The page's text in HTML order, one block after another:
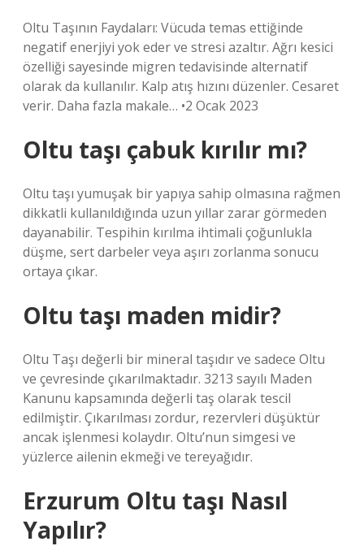
Oltu Taşının Faydaları: Vücuda temas ettiğinde
negatif enerjiyi yok eder ve stresi azaltır. Ağrı kesici
özelliği sayesinde migren tedavisinde alternatif
olarak da kullanılır. Kalp atış hızını düzenler. Cesaret
verir. Daha fazla makale… •2 Ocak 2023
Oltu taşı çabuk kırılır mı?
Oltu taşı yumuşak bir yapıya sahip olmasına rağmen
dikkatli kullanıldığında uzun yıllar zarar görmeden
dayanabilir. Tespihin kırılma ihtimali çoğunlukla
düşme, sert darbeler veya aşırı zorlanma sonucu
ortaya çıkar.
Oltu taşı maden midir?
Oltu Taşı değerli bir mineral taşıdır ve sadece Oltu
ve çevresinde çıkarılmaktadır. 3213 sayılı Maden
Kanunu kapsamında değerli taş olarak tescil
edilmiştir. Çıkarılması zordur, rezervleri düşüktür
ancak işlenmesi kolaydır. Oltu’nun simgesi ve
yüzlerce ailenin ekmeği ve tereyağıdır.
Erzurum Oltu taşı Nasıl
Yapılır?